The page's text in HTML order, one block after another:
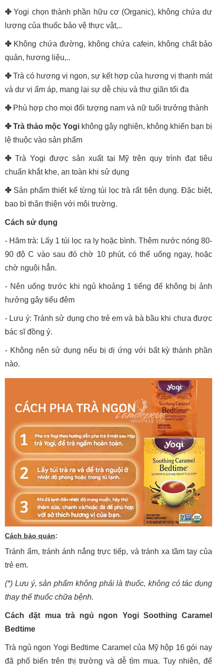
✤Yogi chọn thành phần hữu cơ (Organic), không chứa dư
lượng của thuốc bảo vệ thực vật,..
✤ Không chứa đường, không chứa cafein, không chất bảo
quản, hương liệu,..
✤Trà có hương vị ngon, sự kết hợp của hương vị thanh mát
và dư vị ấm áp, mang lại sự dễ chịu và thư giãn tối đa
✤ Phù hợp cho mọi đối tượng nam và nữ tuổi trưởng thành
✤Trà thảo mộc Yogi không gây nghiện, không khiến bạn bị
lệ thuộc vào sản phẩm
✤ Trà Yogi được sản xuất tại Mỹ trên quy trình đạt tiêu
chuẩn khắt khe, an toàn khi sử dụng
✤ Sản phẩm thiết kế từng túi lọc trà rất tiện dụng. Đặc biệt,
bao bì thân thiện với môi trường.
Cách sử dụng
- Hãm trà: Lấy 1 túi lọc ra ly hoặc bình. Thêm nước nóng 80-
90 độ C vào sau đó chờ 10 phút, có thể uống ngay, hoặc
chờ nguội hẳn.
- Nên uống trước khi ngủ khoảng 1 tiếng để không bị ảnh
hưởng gây tiểu đêm
- Lưu ý: Tránh sử dụng cho trẻ em và bà bầu khi chưa được
bác sĩ đồng ý.
- Không nên sử dụng nếu bị dị ứng với bất kỳ thành phần
nào.
Cách bảo quản:
Tránh ẩm, tránh ánh nắng trực tiếp, và tránh xa tầm tay của
trẻ em.
(*) Lưu ý, sản phẩm không phải là thuốc, không có tác dụng
thay thế thuốc chữa bệnh.
Cách đặt mua trà ngủ ngon Yogi Soothing Caramel
Bedtime
Trà ngủ ngon Yogi Bedtime Caramel của Mỹ hộp 16 gói nay
đã phổ biến trên thị trường và dễ tìm mua. Tuy nhiên, để